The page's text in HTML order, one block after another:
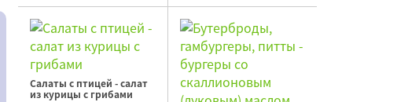
Салаты с птицей - салат
из курицы с грибами